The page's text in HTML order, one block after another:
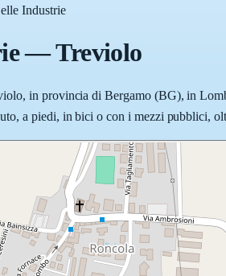
Industrie
—Treviolo
in provincia di Bergamo (BG), in
a piedi, in bici o con i mezzi pubblici,